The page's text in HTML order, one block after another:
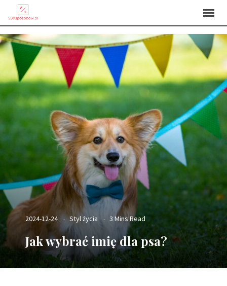
2024-12-24 Styl życia 3 Mins Read
Jak wybrać imię dla psa?